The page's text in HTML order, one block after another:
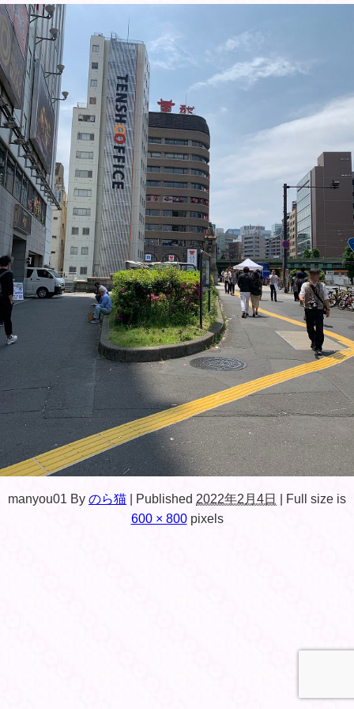
manyou01 By のら猫 Published 2022年2月4日
Full size is
600 × 800pixels